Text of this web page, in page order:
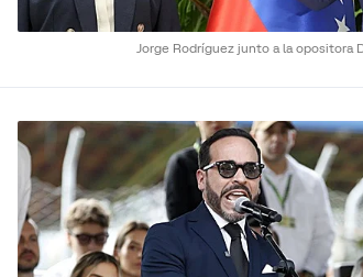
Jorge Rodríguez junto a la opositora